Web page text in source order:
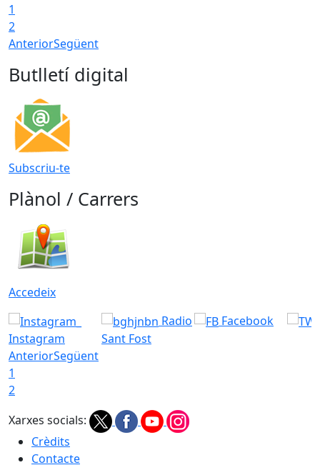
1
2
AnteriorSegüent
Butlletí digital
Subscriu-te
Plànol / Carrers
Accedeix
Instagram
Radio
Sant Fost
Facebook
AnteriorSegüent
1
2
Xarxes socials:
Crèdits
Contacte